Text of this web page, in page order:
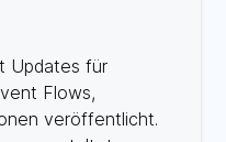
Updates für
Flows,
veröffentlicht.